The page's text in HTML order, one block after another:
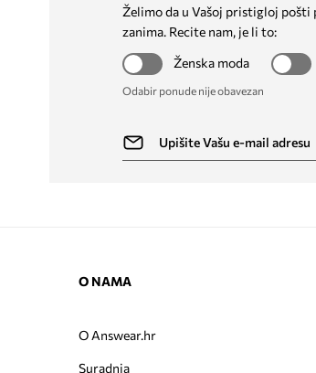
Želimo da u Vašoj pristigloj pošti
zanima. Recite nam, je li to:
Ženska moda
Odabir ponude nije obavezan
O NAMA
O Answear.hr
Suradnja